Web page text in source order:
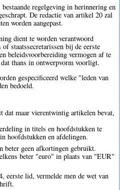
regelgeving in herinnering en
De redactie van artikel 20 zal
worden aangepast.
dient te worden verantwoord
staatssecretarissen bij de eerste
beleidsvoorbereiding vermogen af te
thans in ontwerpvorm voorligt.
gespecificeerd welke "leden van
bedoeld.
dat maar vierentwintig artikelen bevat,
in titels en hoofdstukken te
hoofdstukken en afdelingen.
beter geen afkortingen gebruikt.
beter "euro" in plaats van "EUR"
eerste lid, vermelde men de wet van